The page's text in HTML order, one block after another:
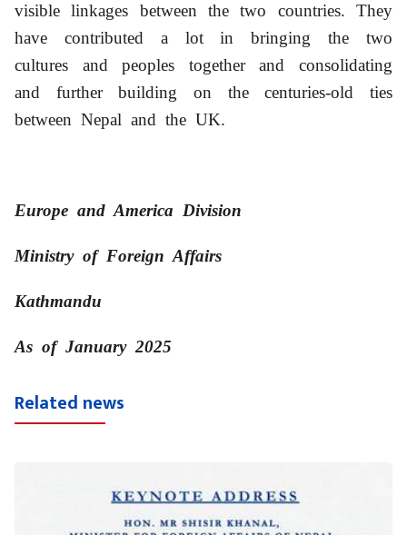
visible linkages between the two countries. They
have contributed a lot in bringing the two
cultures and peoples together and consolidating
and further building on the centuries-old ties
between Nepal and the UK.
Europe and America Division
Ministry of Foreign Affairs
Kathmandu
As of January 2025
Related news